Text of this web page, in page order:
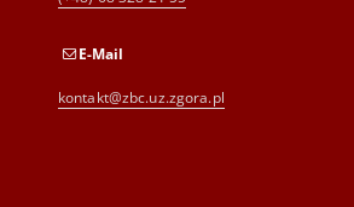
E-Mail
kontakt@zbc.uz.zgora.pl